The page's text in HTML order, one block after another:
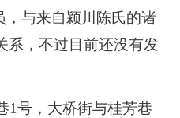
，与来自颍川陈氏的诸
系，不过目前还没有发
1号，大桥街与桂芳巷